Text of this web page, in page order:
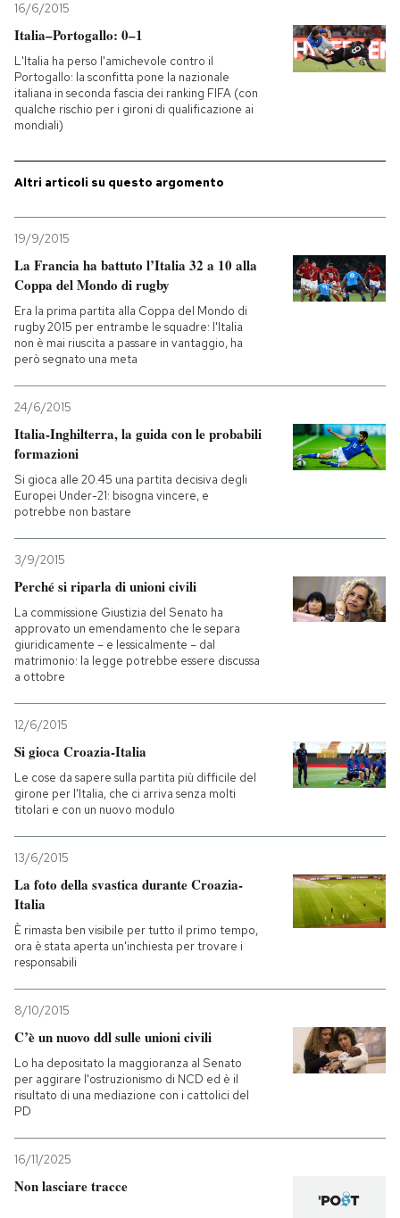
16/6/2015
Italia–Portogallo: 0–1
L'Italia ha perso l'amichevole contro il
Portogallo: la sconfitta pone la nazionale
italiana in seconda fascia dei ranking FIFA (con
qualche rischio per i gironi di qualificazione ai
mondiali)
Altri articoli su questo argomento
19/9/2015
La Francia ha battuto l’Italia 32 a 10 alla
Coppa del Mondo di rugby
Era la prima partita alla Coppa del Mondo di
rugby 2015 per entrambe le squadre: l'Italia
non è mai riuscita a passare in vantaggio, ha
però segnato una meta
24/6/2015
Italia-Inghilterra, la guida con le probabili
formazioni
Si gioca alle 20.45 una partita decisiva degli
Europei Under-21: bisogna vincere, e
potrebbe non bastare
3/9/2015
Perché si riparla di unioni civili
La commissione Giustizia del Senato ha
approvato un emendamento che le separa
giuridicamente – e lessicalmente – dal
matrimonio: la legge potrebbe essere discussa
a ottobre
12/6/2015
Si gioca Croazia-Italia
Le cose da sapere sulla partita più difficile del
girone per l'Italia, che ci arriva senza molti
titolari e con un nuovo modulo
13/6/2015
La foto della svastica durante Croazia-
Italia
È rimasta ben visibile per tutto il primo tempo,
ora è stata aperta un'inchiesta per trovare i
responsabili
8/10/2015
C’è un nuovo ddl sulle unioni civili
Lo ha depositato la maggioranza al Senato
per aggirare l'ostruzionismo di NCD ed è il
risultato di una mediazione con i cattolici del
PD
16/11/2025
Non lasciare tracce